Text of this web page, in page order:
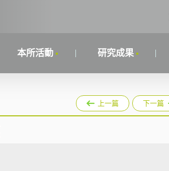
本所活動 研究成果
上一篇 下一篇